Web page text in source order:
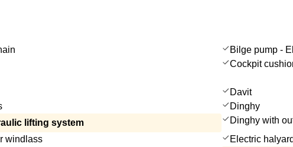
Bilge pump -
Cockpit
Davit
Dinghy
lifting system
Dinghy with
windlass
Electric